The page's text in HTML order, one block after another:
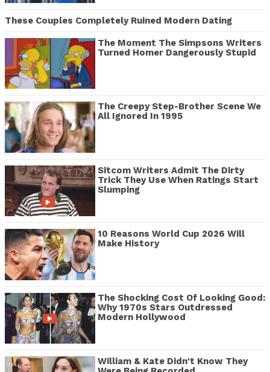
These Couples Completely Ruined Modern Dating
The Moment The Simpsons Writers
Turned Homer Dangerously Stupid
The Creepy Step-Brother Scene We
All Ignored In 1995
Sitcom Writers Admit The Dirty
Trick They Use When Ratings Start
Slumping
10 Reasons World Cup 2026 Will
Make History
The Shocking Cost Of Looking Good:
Why 1970s Stars Outdressed
Modern Hollywood
William & Kate Didn't Know They